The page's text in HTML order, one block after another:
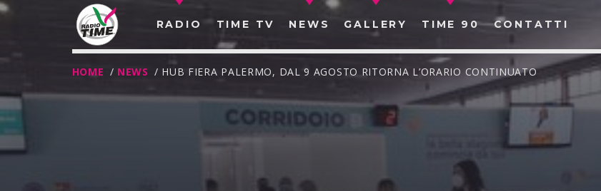
RADIO TIME TV NEWS GALLERY TIME 90 CONTATTI
CERCA NEL SITO WEB:
HOME / NEWS / HUB FIERA PALERMO, DAL 9 AGOSTO RITORNA L’ORARIO CONTINUATO